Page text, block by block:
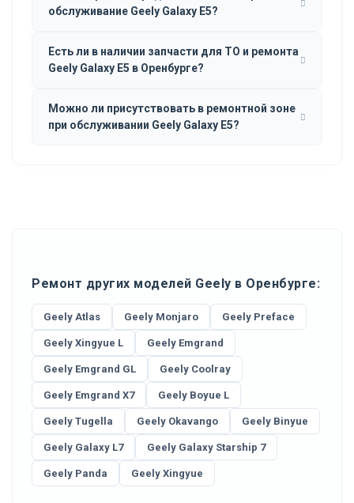
обслуживание Geely Galaxy E5?
Есть ли в наличии запчасти для ТО и ремонта
Geely Galaxy E5 в Оренбурге?
Можно ли присутствовать в ремонтной зоне
при обслуживании Geely Galaxy E5?
Ремонт других моделей Geely в Оренбурге:
Geely Atlas Geely Monjaro Geely Preface
Geely Xingyue L Geely Emgrand
Geely Emgrand GL Geely Coolray
Geely Emgrand X7 Geely Boyue L
Geely Tugella Geely Okavango Geely Binyue
Geely Galaxy L7 Geely Galaxy Starship 7
Geely Panda Geely Xingyue